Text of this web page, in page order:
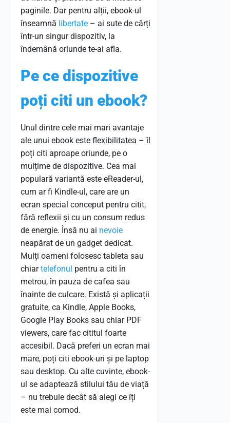
paginile. Dar pentru alții, ebook-ul
înseamnă libertate – ai sute de cărți
într-un singur dispozitiv, la
îndemână oriunde te-ai afla.
Pe ce dispozitive
poți citi un ebook?
Unul dintre cele mai mari avantaje
ale unui ebook este flexibilitatea – îl
poți citi aproape oriunde, pe o
mulțime de dispozitive. Cea mai
populară variantă este eReader-ul,
cum ar fi Kindle-ul, care are un
ecran special conceput pentru citit,
fără reflexii și cu un consum redus
de energie. Însă nu ai nevoie
neapărat de un gadget dedicat.
Mulți oameni folosesc tableta sau
chiartelefonul pentru a citi în
metrou, în pauza de cafea sau
înainte de culcare. Există și aplicații
gratuite, ca Kindle, Apple Books,
Google Play Books sau chiar PDF
viewers, care fac cititul foarte
accesibil. Dacă preferi un ecran mai
mare, poți citi ebook-uri și pe laptop
sau desktop. Cu alte cuvinte, ebook-
ul se adaptează stilului tău de viață
– nu trebuie decât să alegi ce îți
este mai comod.